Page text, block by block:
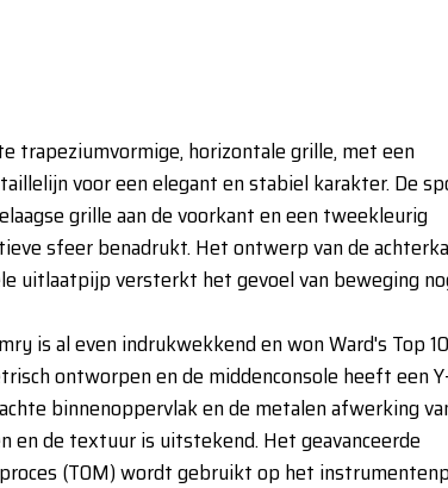
trapeziumvormige, horizontale grille, met een
voor een elegant en stabiel karakter. De
grille aan de voorkant en een tweekleurig
sfeer benadrukt. Het ontwerp van de
uitlaatpijp versterkt het gevoel van beweging
is al even indrukwekkend en won Ward's Top
ontworpen en de middenconsole heeft een
binnenoppervlak en de metalen afwerking
en de textuur is uitstekend. Het geavanceerde
(TOM) wordt gebruikt op het